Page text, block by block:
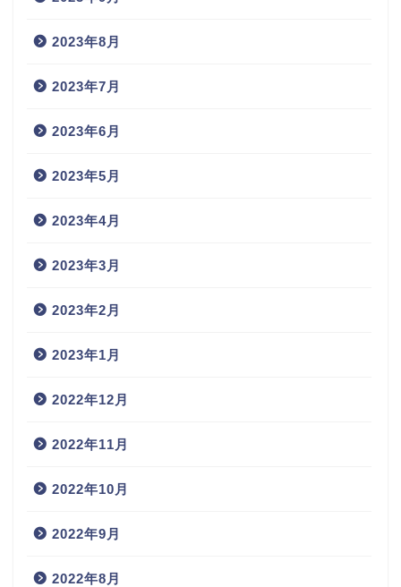
2023年8月
2023年7月
2023年6月
2023年5月
2023年4月
2023年3月
2023年2月
2023年1月
2022年12月
2022年11月
2022年10月
2022年9月
2022年8月